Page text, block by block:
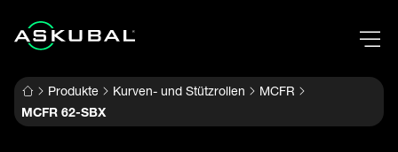
Produkte Kurven- und Stützrollen
MCFR
MCFR 62-SBX